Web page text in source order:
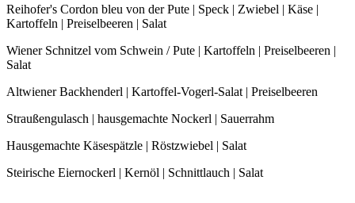
Reihofer's Cordon bleu von der Pute | Speck | Zwiebel | Käse |
Kartoffeln | Preiselbeeren | Salat
Wiener Schnitzel vom Schwein / Pute | Kartoffeln | Preiselbeeren |
Salat
Altwiener Backhenderl | Kartoffel-Vogerl-Salat | Preiselbeeren
Straußengulasch | hausgemachte Nockerl | Sauerrahm
Hausgemachte Käsespätzle | Röstzwiebel | Salat
Steirische Eiernockerl | Kernöl | Schnittlauch | Salat